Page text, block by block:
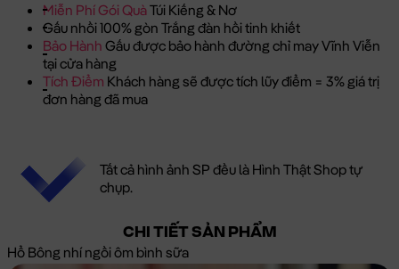
Miễn Phí Gói QuàTúi Kiếng & Nơ
Gấu nhồi 100% gòn Trắng đàn hồi tinh khiết
Bảo Hành Gấu được bảo hành đường chỉ may Vĩnh Viễn
tại cửa hàng
Tích Điểm Khách hàng sẽ được tích lũy điểm = 3% giá trị
đơn hàng đã mua
Tất cả hình ảnh SP đều là Hình Thật Shop tự
chụp.
CHI TIẾT SẢN PHẨM
Hổ Bông nhí ngồi ôm bình sữa